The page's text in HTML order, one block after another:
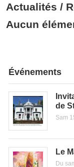
Actualités /
Aucun
Événements
de
Sam
Le
Du